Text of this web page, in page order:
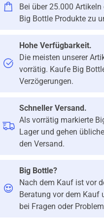
Bei über 25.000
Big Bottle Produkte zu
Hohe Verfügbarkeit.
Die meisten unserer
vorrätig. Kaufe Big
Verzögerungen.
Schneller Versand.
Als vorrätig markierte
Lager und gehen
den Versand.
Big Bottle?
Nach dem Kauf ist vor
Beratung vor dem Kauf
bei Fragen oder